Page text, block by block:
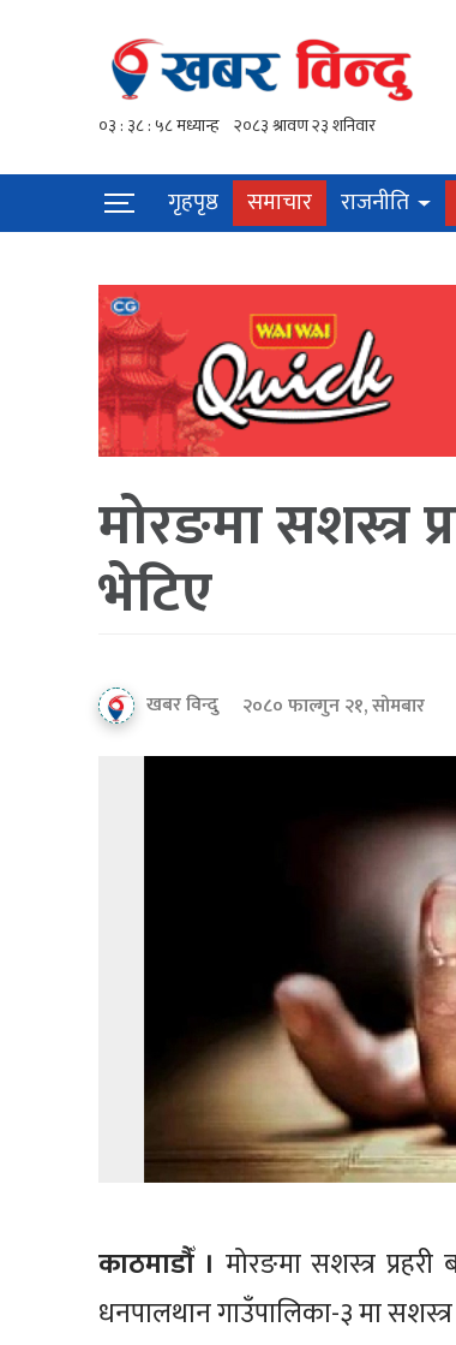
गृहपृष्ठ समाचार राजनीति
मोरङमा सशस्त्र
भेटिए
खबर विन्दु २०८० फाल्गुन २१, सोमबार
काठमाडौँ । मोरङमा सशस्त्र
धनपालथान गाउँपालिका-३ मा